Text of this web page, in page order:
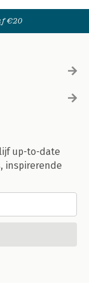
€20
up-to-date
inspirerende